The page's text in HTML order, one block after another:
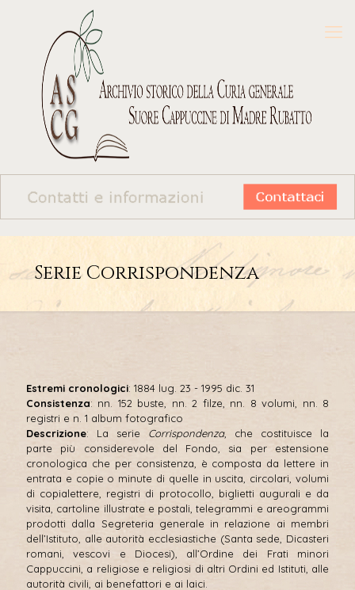
Serie Corrispondenza
Estremi cronologici: 1884 lug. 23 - 1995 dic. 31
Consistenza: nn. 152 buste, nn. 2 filze, nn. 8 volumi, nn. 8
registri e n. 1 album fotografico
Descrizione: La serie Corrispondenza, che costituisce la
parte più considerevole del Fondo, sia per estensione
cronologica che per consistenza, è composta da lettere in
entrata e copie o minute di quelle in uscita, circolari, volumi
di copialettere, registri di protocollo, biglietti augurali e da
visita, cartoline illustrate e postali, telegrammi e areogrammi
prodotti dalla Segreteria generale in relazione ai membri
dell’Istituto, alle autorità ecclesiastiche (Santa sede, Dicasteri
romani, vescovi e Diocesi), all’Ordine dei Frati minori
Cappuccini, a religiose e religiosi di altri Ordini ed Istituti, alle
autorità civili, ai benefattori e ai laici.